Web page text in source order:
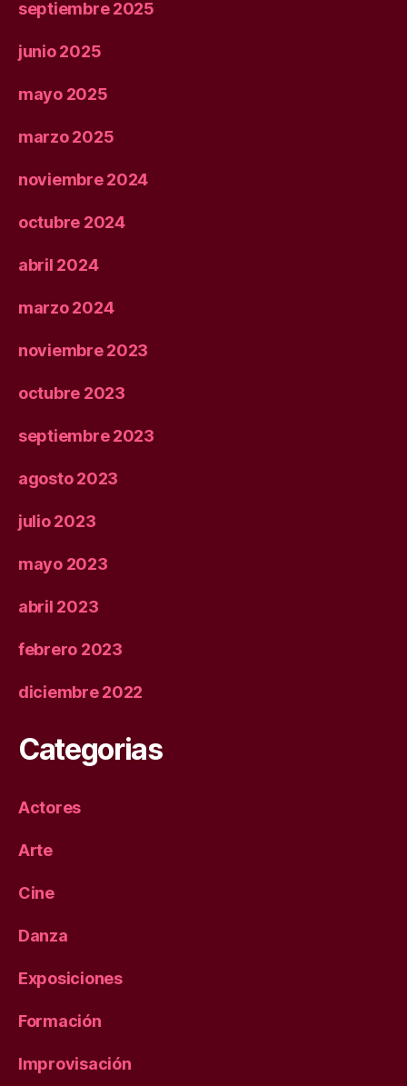
septiembre 2025
junio 2025
mayo 2025
marzo 2025
noviembre 2024
octubre 2024
abril 2024
marzo 2024
noviembre 2023
octubre 2023
septiembre 2023
agosto 2023
julio 2023
mayo 2023
abril 2023
febrero 2023
diciembre 2022
Categorias
Actores
Arte
Cine
Danza
Exposiciones
Formación
Improvisación